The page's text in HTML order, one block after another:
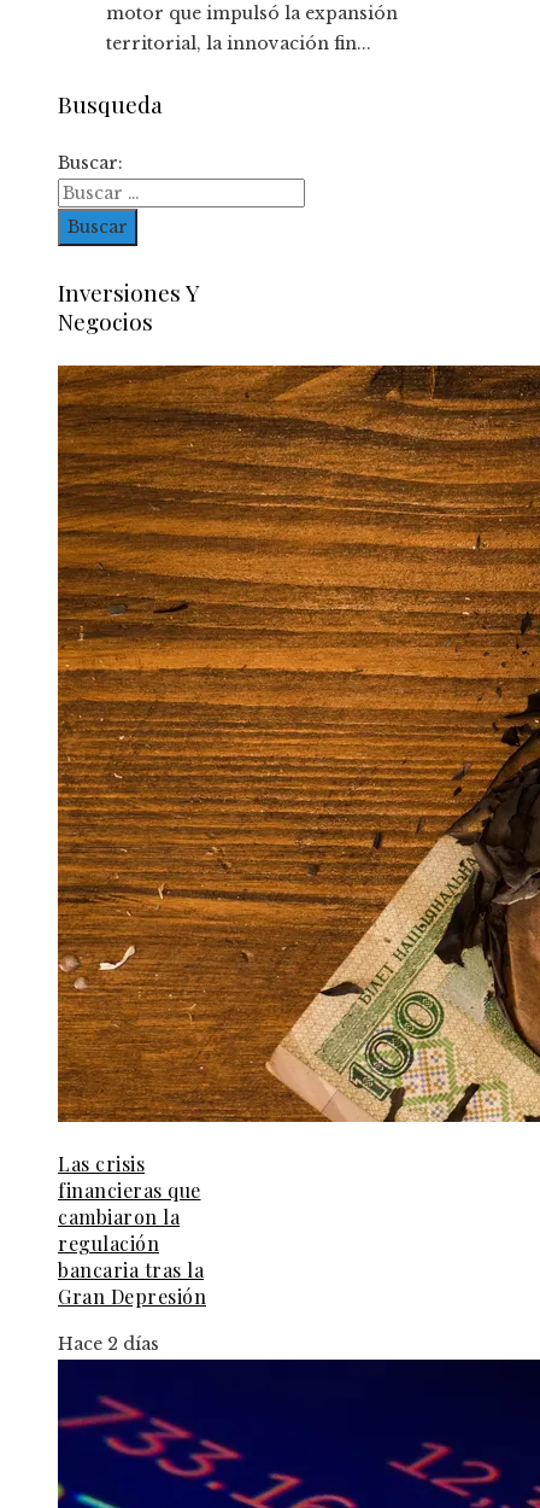
motor que impulsó la expansión
territorial, la innovación fin...
Busqueda
Buscar:
Inversiones Y
Negocios
Las crisis
financieras que
cambiaron la
regulación
bancaria tras la
Gran Depresión
Hace 2 días